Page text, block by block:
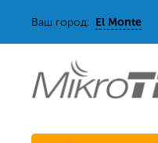
Ваш город: El Monte